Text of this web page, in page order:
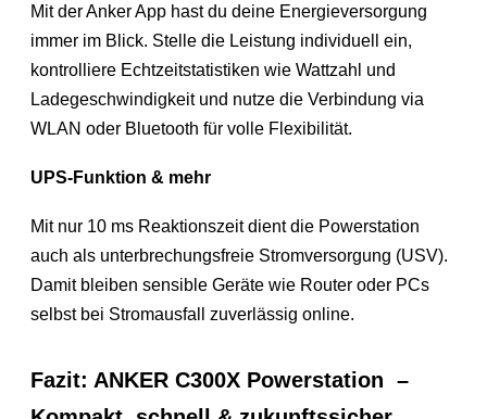
Mit der Anker App hast du deine Energieversorgung
immer im Blick. Stelle die Leistung individuell ein,
kontrolliere Echtzeitstatistiken wie Wattzahl und
Ladegeschwindigkeit und nutze die Verbindung via
WLAN oder Bluetooth für volle Flexibilität.
UPS-Funktion & mehr
Mit nur 10 ms Reaktionszeit dient die Powerstation
auch als unterbrechungsfreie Stromversorgung (USV).
Damit bleiben sensible Geräte wie Router oder PCs
selbst bei Stromausfall zuverlässig online.
Fazit: ANKER C300X Powerstation –